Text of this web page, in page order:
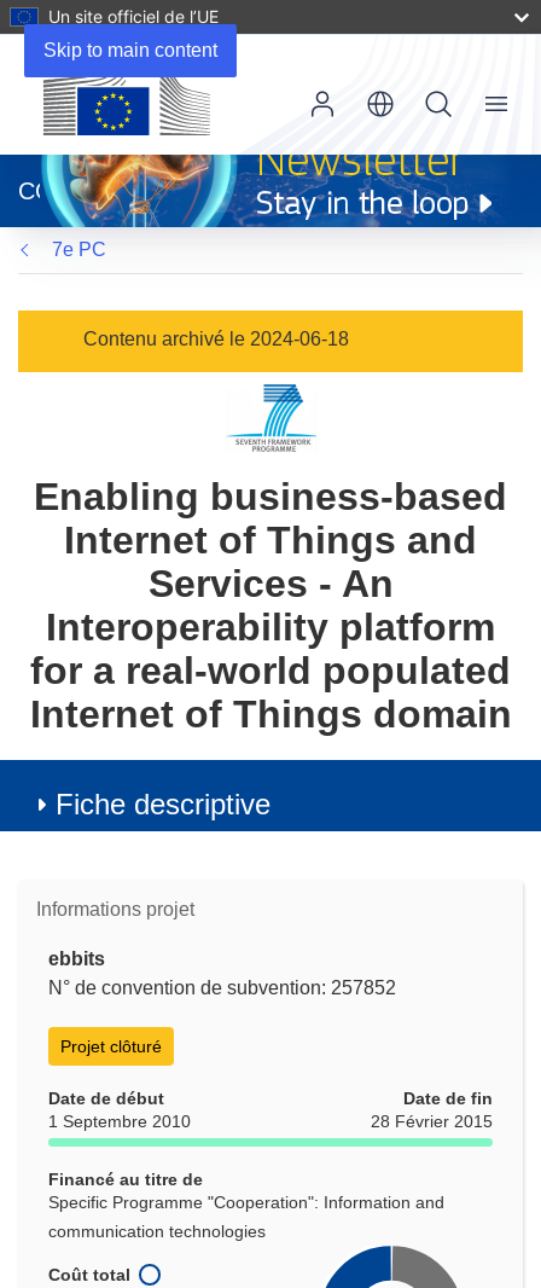
Skip to main content
Un site officiel de l’UE
dans
une
nouvelle
fenêtre)
CORDIS
Menu
7e PC
Contenu archivé le 2024-06-18
Enabling business-based
Internet of Things and
Services - An
Interoperability platform
for a real-world populated
Internet of Things domain
Fiche descriptive
Informations projet
ebbits
N° de convention de subvention: 257852
Projet clôturé
Date de début
1 Septembre 2010
Date de fin
28 Février 2015
Financé au titre de
Specific Programme "Cooperation": Information and
communication technologies
Coût total